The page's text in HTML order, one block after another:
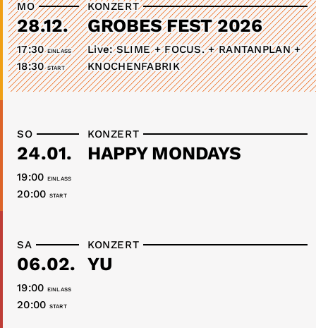
MO
28.12.
EINLASS
17:30
START
18:30
KONZERT
GROBES FEST 2026
Live: SLIME + FOCUS. + RANTANPLAN +
KNOCHENFABRIK
SO
24.01.
EINLASS
19:00
START
20:00
KONZERT
HAPPY MONDAYS
SA
06.02.
EINLASS
19:00
START
20:00
KONZERT
YU